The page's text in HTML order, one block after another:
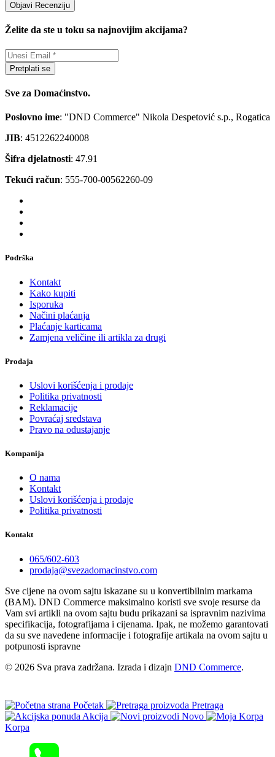
Objavi Recenziju
Želite da ste u toku sa najnovijim akcijama?
Pretplati se
Sve za Domaćinstvo.
Poslovno ime: "DND Commerce" Nikola Despetović s.p., Rogatica
JIB: 4512262240008
Šifra djelatnosti: 47.91
Tekući račun: 555-700-00562260-09
Podrška
Kontakt
Kako kupiti
Isporuka
Načini plaćanja
Plaćanje karticama
Zamjena veličine ili artikla za drugi
Prodaja
Uslovi korišćenja i prodaje
Politika privatnosti
Reklamacije
Povraćaj sredstava
Pravo na odustajanje
Kompanija
O nama
Kontakt
Uslovi korišćenja i prodaje
Politika privatnosti
Kontakt
065/602-603
prodaja@svezadomacinstvo.com
Sve cijene na ovom sajtu iskazane su u konvertibilnim markama
(BAM). DND Commerce maksimalno koristi sve svoje resurse da
Vam svi artikli na ovom sajtu budu prikazani sa ispravnim nazivima
specifikacija, fotografijama i cijenama. Ipak, ne možemo garantovati
da su sve navedene informacije i fotografije artikala na ovom sajtu u
potpunosti ispravne
© 2026 Sva prava zadržana. Izrada i dizajn DND Commerce.
Početak
Pretraga
Akcija
Novo
Korpa